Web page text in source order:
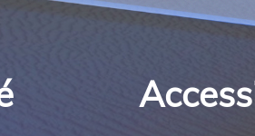
Accessibilité